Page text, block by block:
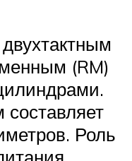
(RM)
Роль